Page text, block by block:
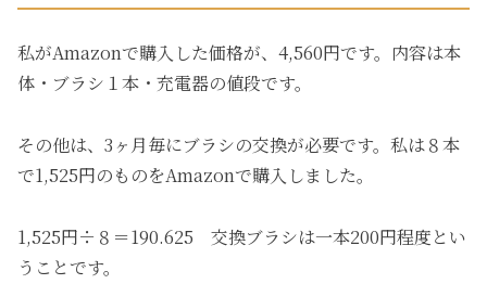
私がAmazonで購入した価格が、4,560円です。内容は本
体・ブラシ１本・充電器の値段です。
その他は、3ヶ月毎にブラシの交換が必要です。私は８本
で1,525円のものをAmazonで購入しました。
1,525円÷８＝190.625 交換ブラシは一本200円程度とい
うことです。